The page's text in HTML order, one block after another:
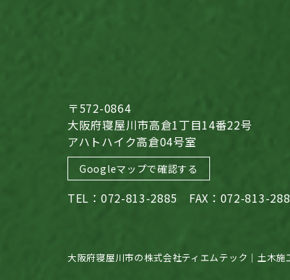
〒572-0864
大阪府寝屋川市高倉1丁目14番22号
アハトハイク高倉04号室
Googleマップで確認する
TEL：072-813-2885 FAX：072-813-
大阪府寝屋川市の株式会社ティエムテック｜土木